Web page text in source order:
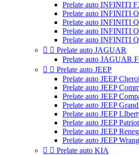
Prelate auto INFINITI
Prelate auto INFINITI
Prelate auto INFINITI
Prelate auto INFINITI
Prelate auto INFINITI
  Prelate auto JAGUAR
Prelate auto JAGUAR
  Prelate auto JEEP
Prelate auto JEEP
Prelate auto JEEP
Prelate auto JEEP
Prelate auto JEEP
Prelate auto JEEP
Prelate auto JEEP Patriot
Prelate auto JEEP
Prelate auto JEEP
  Prelate auto KIA